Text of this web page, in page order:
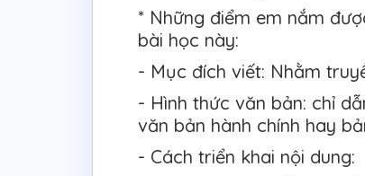
* Những điểm em nắm
bài học này:
- Mục đích viết: Nhằm
- Hình thức văn bản: chỉ
văn bản hành chính hay
- Cách triển khai nội dung: